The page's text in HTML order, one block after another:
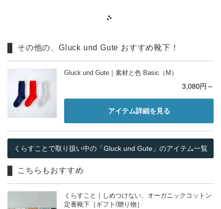
その他の、Gluck und Gute おすすめ靴下！
Gluck und Gute｜素材と色 Basic（M）
3,080円～
アイテム詳細を見る
くらすことで取り扱い中の「Gluck und Gute」のアイテム一覧
こちらもおすすめ
くらすこと｜しめつけない、オーガニックコットン
定番靴下［ギフト/贈り物］